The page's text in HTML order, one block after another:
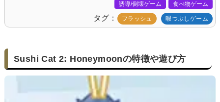
誘導/倒壊ゲーム 食べ物ゲーム
タグ フラッシュ 暇つぶしゲーム
Sushi Cat 2: Honeymoonの特徴や遊び方